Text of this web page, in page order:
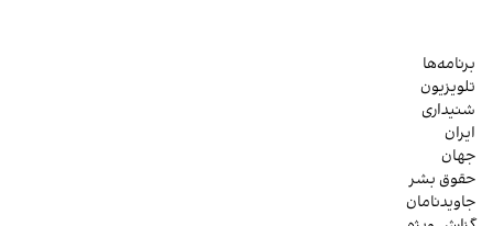
برنامه‌ها
تلویزیون
شنیداری
ایران
جهان
حقوق بشر
جاویدنامان